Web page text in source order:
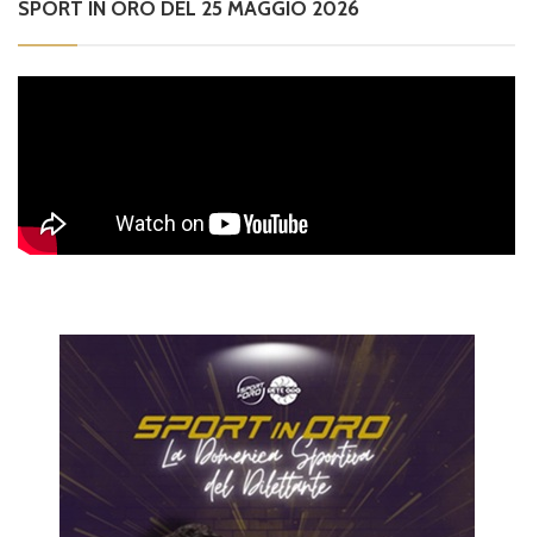
SPORT IN ORO DEL 25 MAGGIO 2026